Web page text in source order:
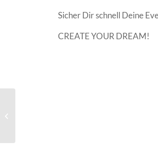
Sicher Dir schnell Deine
CREATE YOUR DREAM!